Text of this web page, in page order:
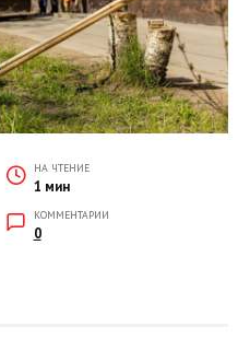
НА ЧТЕНИЕ
1 мин
КОММЕНТАРИИ
0